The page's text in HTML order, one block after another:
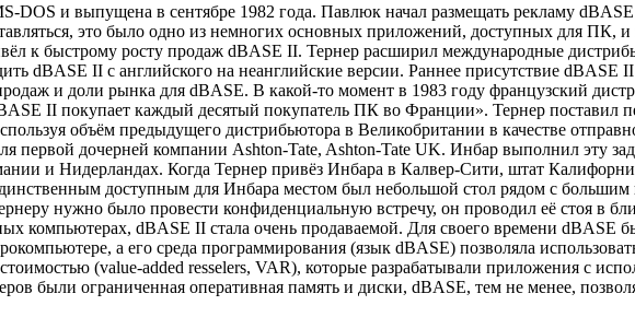
и выпущена в сентябре 1982 года. Павлюк начал размещать рекламу dBASE
это было одно из немногих основных приложений, доступных для ПК, и
быстрому росту продаж dBASE II. Тернер расширил международные
dBASE II с английского на неанглийские версии. Раннее присутствие dBASE
и доли рынка для dBASE. В какой-то момент в 1983 году французский
II покупает каждый десятый покупатель ПК во Франции». Тернер поставил
объём предыдущего дистрибьютора в Великобритании в качестве
дочерней компании Ashton-Tate, Ashton-Tate UK. Инбар выполнил эту
и Нидерландах. Когда Тернер привёз Инбара в Калвер-Сити, штат
доступным для Инбара местом был небольшой стол рядом с большим
нужно было провести конфиденциальную встречу, он проводил её стоя в
компьютерах, dBASE II стала очень продаваемой. Для своего времени
а его среда программирования (язык dBASE) позволяла
(value-added resselers, VAR), которые разрабатывали приложения с
были ограниченная оперативная память и диски, dBASE, тем не менее,